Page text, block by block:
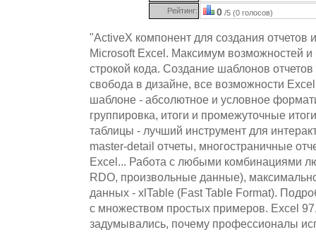
Рейтинг: 0 /5 (0 голосов)
"ActiveX компонент для создания отчетов
Microsoft Excel. Максимум возможностей
строкой кода. Создание шаблонов
свобода в дизайне, все возможности
шаблоне - абсолютное и условное
группировка, итоги и промежуточные
таблицы - лучший инструмент для
master-detail отчеты, многостраничные
Excel... Работа с любыми комбинациями
RDO, произвольные данные),
данных - xlTable (Fast Table Format).
с множеством простых примеров. Excel
задумывались, почему профессионалы